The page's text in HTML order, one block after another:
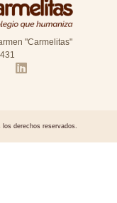
"Carmelitas"
derechos reservados.